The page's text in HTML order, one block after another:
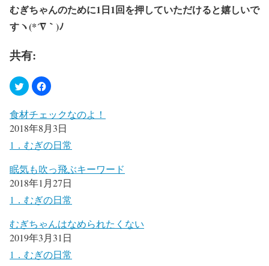
むぎちゃんのために1日1回を押していただけると嬉しいで
すヽ(*´∇｀)ﾉ
共有:
食材チェックなのよ！
2018年8月3日
1．むぎの日常
眠気も吹っ飛ぶキーワード
2018年1月27日
1．むぎの日常
むぎちゃんはなめられたくない
2019年3月31日
1．むぎの日常